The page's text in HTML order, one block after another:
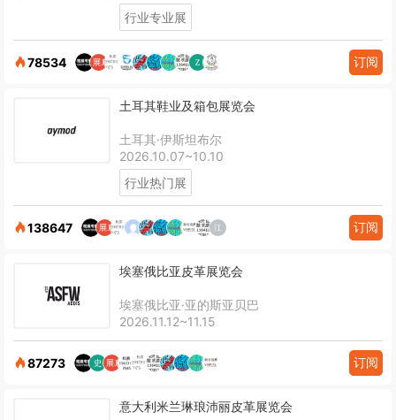
行业专业展
78534 订阅
土耳其鞋业及箱包展览会
土耳其·伊斯坦布尔
2026.10.07~10.10
行业热门展
138647 订阅
埃塞俄比亚皮革展览会
埃塞俄比亚·亚的斯亚贝巴
2026.11.12~11.15
87273 订阅
意大利米兰琳琅沛丽皮革展览会